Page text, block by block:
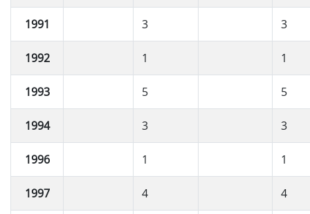
1991 3 3
1992 1 1
1993 5 5
1994 3 3
1996 1 1
1997 4 4